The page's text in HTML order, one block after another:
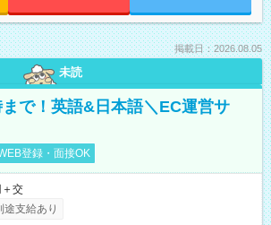
掲載日：2026.08.05
未読
で！英語&日本語＼EC運営サ
登録・面接OK
交
途支給あり